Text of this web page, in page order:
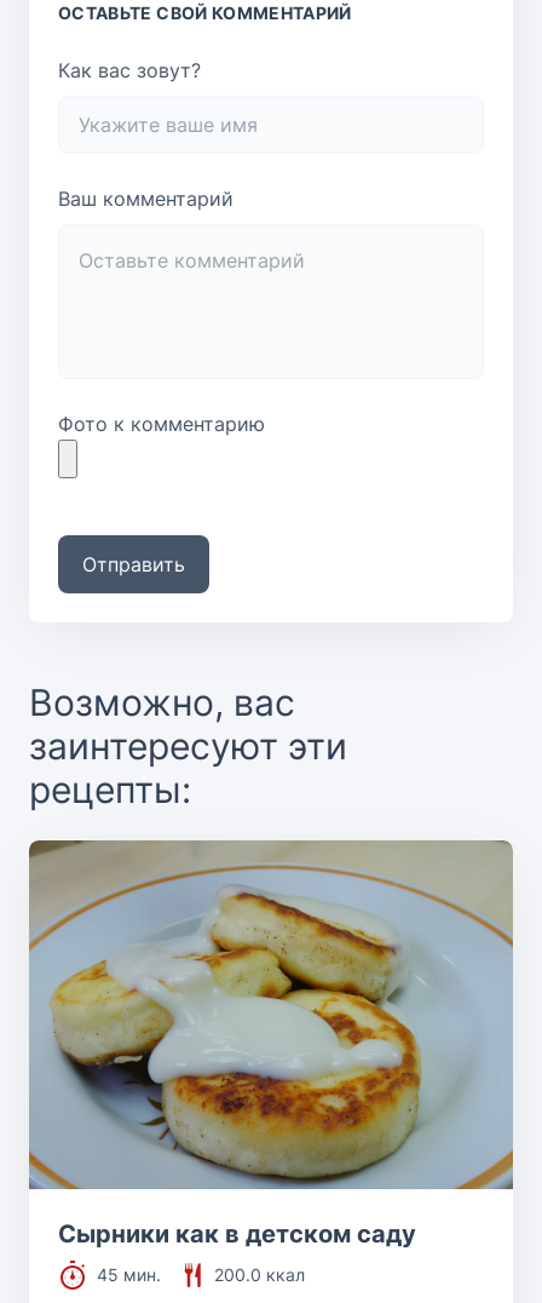
ОСТАВЬТЕ СВОЙ КОММЕНТАРИЙ
Как вас зовут?
Ваш комментарий
Фото к комментарию
Отправить
Возможно, вас
заинтересуют эти
рецепты:
Сырники как в детском саду
45 мин.
200.0 ккал